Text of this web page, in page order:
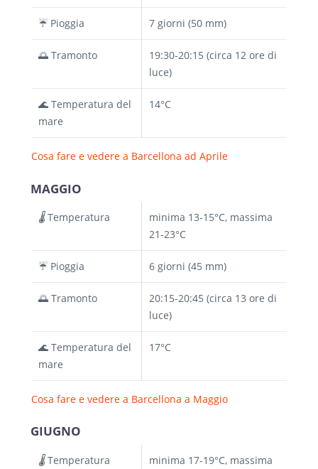
☔ Pioggia 7 giorni (50 mm)
🌅 Tramonto
19:30-20:15 (circa 12 ore di
luce)
🌊 Temperatura del
mare
14°C
Cosa fare e vedere a Barcellona ad Aprile
MAGGIO
🌡️Temperatura
minima 13-15°C, massima
21-23°C
☔ Pioggia 6 giorni (45 mm)
🌅 Tramonto
20:15-20:45 (circa 13 ore di
luce)
🌊 Temperatura del
mare
17°C
Cosa fare e vedere a Barcellona a Maggio
GIUGNO
🌡️Temperatura
minima 17-19°C, massima